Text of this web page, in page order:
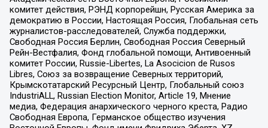
комитет действия, РЭНД корпорейшн, Русская Америка за
демократию в России, Настоящая Россия, Глобальная сеть
журналистов-расследователей, Служба поддержки,
Свободная Россия Берлин, Свободная Россия Северный
Рейн-Вестфалия, Фонд глобальной помощи, Антивоенный
комитет России, Russie-Libertes, La Asocicion de Rusos
Libres, Союз за возвращение Северных территорий,
Крымскотатарский Ресурсный Центр, Глобальный союз
IndustriALL, Russian Election Monitor, Article 19, Мнение
медиа, Федерация анархического черного креста, Радио
Свободная Европа, Германское общество изучения